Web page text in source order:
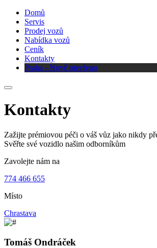
Domů
Servis
Prodej vozů
Nabídka vozů
Ceník
Kontakty
Praha - Nově otevřeno
Kontakty
Zažijte prémiovou péči o váš vůz jako nikdy
Svěřte své vozidlo našim odborníkům
Zavolejte nám na
774 466 655
Místo
Chrastava
Tomáš Ondráček